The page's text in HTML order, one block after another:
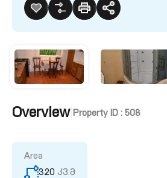
Overview| Property ID : 508
Area
320 კვ.მ